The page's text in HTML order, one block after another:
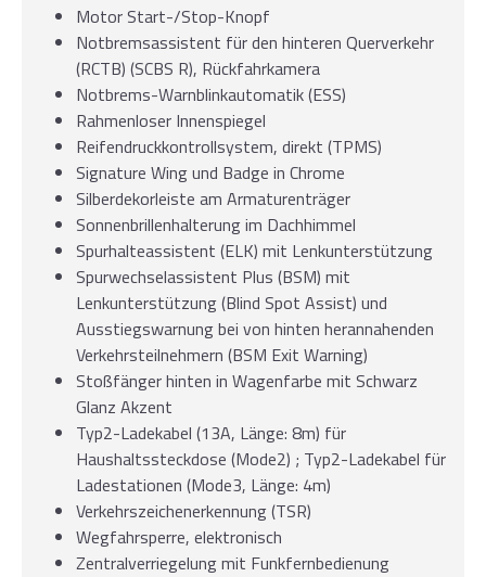
Motor Start-/Stop-Knopf
Notbremsassistent für den hinteren Querverkehr
(RCTB) (SCBS R), Rückfahrkamera
Notbrems-Warnblinkautomatik (ESS)
Rahmenloser Innenspiegel
Reifendruckkontrollsystem, direkt (TPMS)
Signature Wing und Badge in Chrome
Silberdekorleiste am Armaturenträger
Sonnenbrillenhalterung im Dachhimmel
Spurhalteassistent (ELK) mit Lenkunterstützung
Spurwechselassistent Plus (BSM) mit
Lenkunterstützung (Blind Spot Assist) und
Ausstiegswarnung bei von hinten herannahenden
Verkehrsteilnehmern (BSM Exit Warning)
Stoßfänger hinten in Wagenfarbe mit Schwarz
Glanz Akzent
Typ2-Ladekabel (13A, Länge: 8m) für
Haushaltssteckdose (Mode2) ; Typ2-Ladekabel für
Ladestationen (Mode3, Länge: 4m)
Verkehrszeichenerkennung (TSR)
Wegfahrsperre, elektronisch
Zentralverriegelung mit Funkfernbedienung